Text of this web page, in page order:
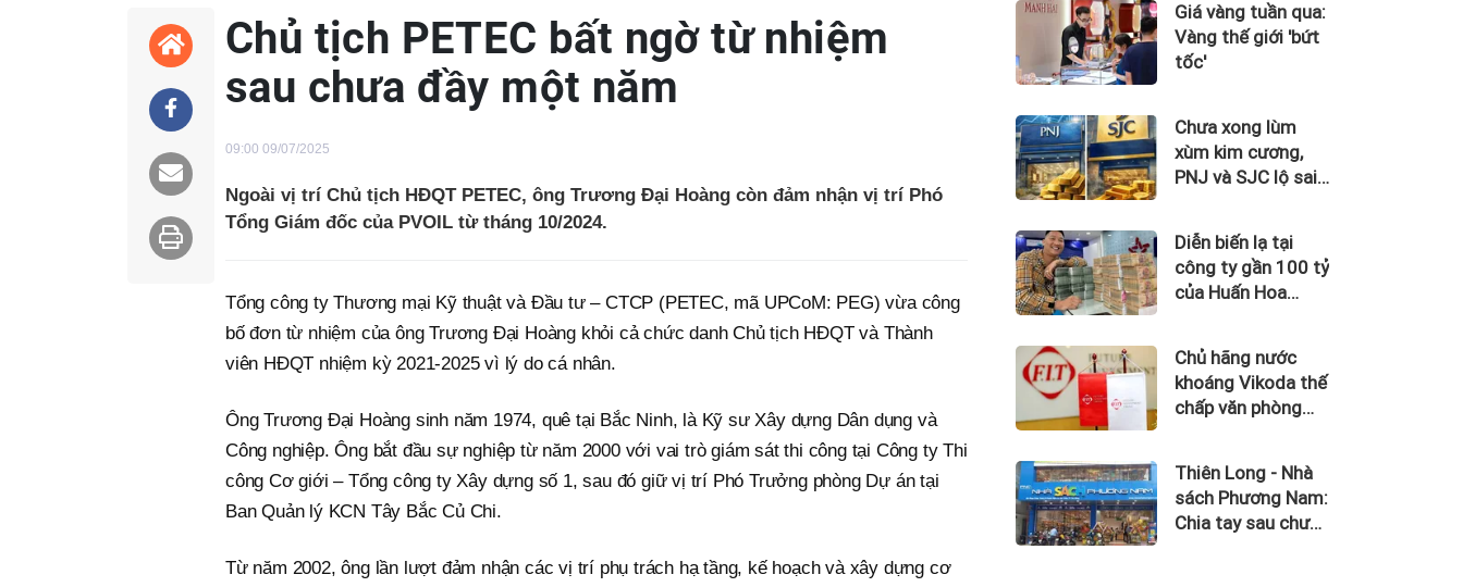
Chủ tịch PETEC bất ngờ từ nhiệm
sau chưa đầy một năm
09:00 09/07/2025
Ngoài vị trí Chủ tịch HĐQT PETEC, ông Trương Đại Hoàng còn đảm nhận vị trí Phó
Tổng Giám đốc của PVOIL từ tháng 10/2024.
Tổng công ty Thương mại Kỹ thuật và Đầu tư – CTCP (PETEC, mã UPCoM: PEG) vừa công
bố đơn từ nhiệm của ông Trương Đại Hoàng khỏi cả chức danh Chủ tịch HĐQT và Thành
viên HĐQT nhiệm kỳ 2021-2025 vì lý do cá nhân.
Ông Trương Đại Hoàng sinh năm 1974, quê tại Bắc Ninh, là Kỹ sư Xây dựng Dân dụng và
Công nghiệp. Ông bắt đầu sự nghiệp từ năm 2000 với vai trò giám sát thi công tại Công ty Thi
công Cơ giới – Tổng công ty Xây dựng số 1, sau đó giữ vị trí Phó Trưởng phòng Dự án tại
Ban Quản lý KCN Tây Bắc Củ Chi.
Từ năm 2002, ông lần lượt đảm nhận các vị trí phụ trách hạ tầng, kế hoạch và xây dựng cơ
Giá vàng tuần qua:
Vàng thế giới 'bứt
tốc'
Chưa xong lùm
xùm kim cương,
PNJ và SJC lộ sai
doanh vàng
Diễn biến lạ tại
công ty gần 100 tỷ
của Huấn Hoa
Chủ hãng nước
khoáng Vikoda thế
chấp văn phòng
doanh thua lỗ
Thiên Long - Nhà
sách Phương Nam:
Chia tay sau chưa